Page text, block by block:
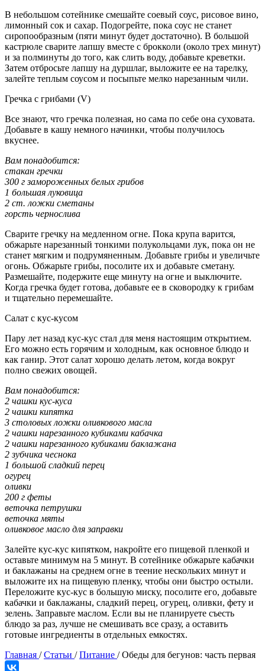
В небольшом сотейнике смешайте соевый соус, рисовое вино,
лимонный сок и сахар. Подогрейте, пока соус не станет
сиропообразным (пяти минут будет достаточно). В большой
кастрюле сварите лапшу вместе с брокколи (около трех минут)
и за полминуты до того, как слить воду, добавьте креветки.
Затем отбросьте лапшу на дуршлаг, выложите ее на тарелку,
залейте теплым соусом и посыпьте мелко нарезанным чили.
Гречка с грибами (V)
Все знают, что гречка полезная, но сама по себе она суховата.
Добавьте в кашу немного начинки, чтобы получилось
вкуснее.
Вам понадобится:
стакан гречки
300 г замороженных белых грибов
1 большая луковица
2 ст. ложки сметаны
горсть чернослива
Сварите гречку на медленном огне. Пока крупа варится,
обжарьте нарезанный тонкими полукольцами лук, пока он не
станет мягким и подрумяненным. Добавьте грибы и увеличьте
огонь. Обжарьте грибы, посолите их и добавьте сметану.
Размешайте, подержите еще минуту на огне и выключите.
Когда гречка будет готова, добавьте ее в сковородку к грибам
и тщательно перемешайте.
Салат с кус-кусом
Пару лет назад кус-кус стал для меня настоящим открытием.
Его можно есть горячим и холодным, как основное блюдо и
как ганир. Этот салат хорошо делать летом, когда вокруг
полно свежих овощей.
Вам понадобится:
2 чашки кус-куса
2 чашки кипятка
3 столовых ложки оливкового масла
2 чашки нарезанного кубиками кабачка
2 чашки нарезанного кубиками баклажана
2 зубчика чеснока
1 большой сладкий перец
огурец
оливки
200 г феты
веточка петрушки
веточка мяты
оливковое масло для заправки
Залейте кус-кус кипятком, накройте его пищевой пленкой и
оставьте минимум на 5 минут. В сотейнике обжарьте кабачки
и баклажаны на среднем огне в теение нескольких минут и
выложите их на пищевую пленку, чтобы они быстро остыли.
Переложите кус-кус в большую миску, посолите его, добавьте
кабачки и баклажаны, сладкий перец, огурец, оливки, фету и
зелень. Заправьте маслом. Если вы не планируете съесть
блюдо за раз, лучше не смешивать все сразу, а оставить
готовые ингредиенты в отдельных емкостях.
Главная /Статьи /Питание /Обеды для бегунов: часть первая